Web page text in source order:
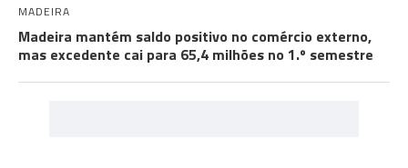
MADEIRA
Madeira mantém saldo positivo no comércio externo,
mas excedente cai para 65,4 milhões no 1.º semestre